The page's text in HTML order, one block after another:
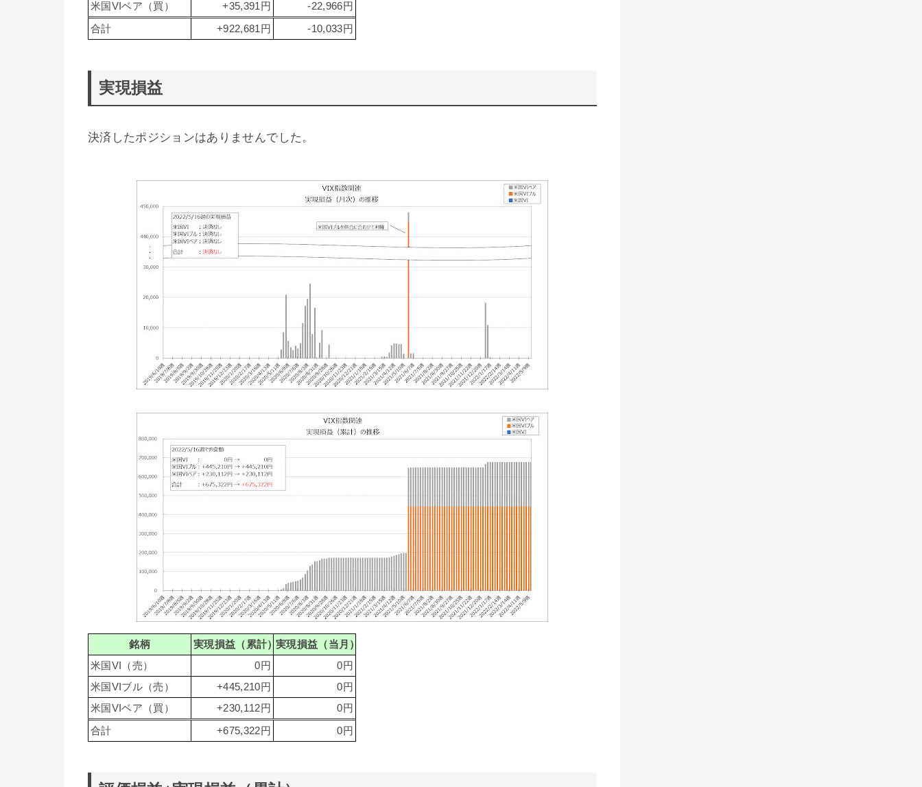
米国VIベア（買）
+35,391円 -22,966円
合計 +922,681円 -10,033円
実現損益
決済したポジションはありませんでした。
銘柄 実現損益（累計）実現損益（当月）
米国VI（売）
0円
0円
米国VIブル（売）
+445,210円
0円
米国VIベア（買）
+230,112円 0円
合計 +675,322円 0円